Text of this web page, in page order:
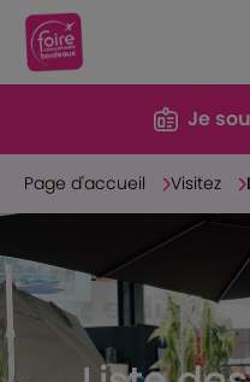
Je
Page d'accueil Visitez